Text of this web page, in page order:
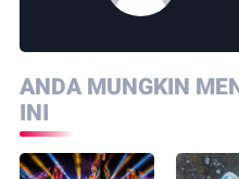
ANDA MUNGKIN
INI